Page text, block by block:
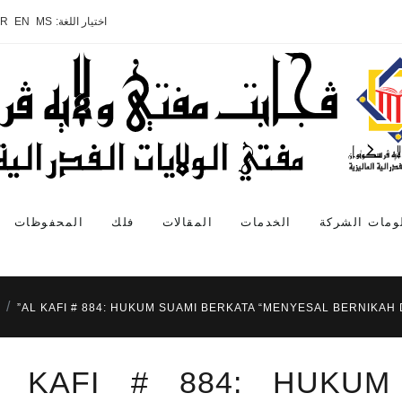
اختيار اللغة: MS
EN
الشركة الخدمات المقالات فلك المحفوظات
AL KAFI # 884: HUKUM SUAMI BERKATA “MENYESAL BERNIKAH
KAFI # 884: HUKUM